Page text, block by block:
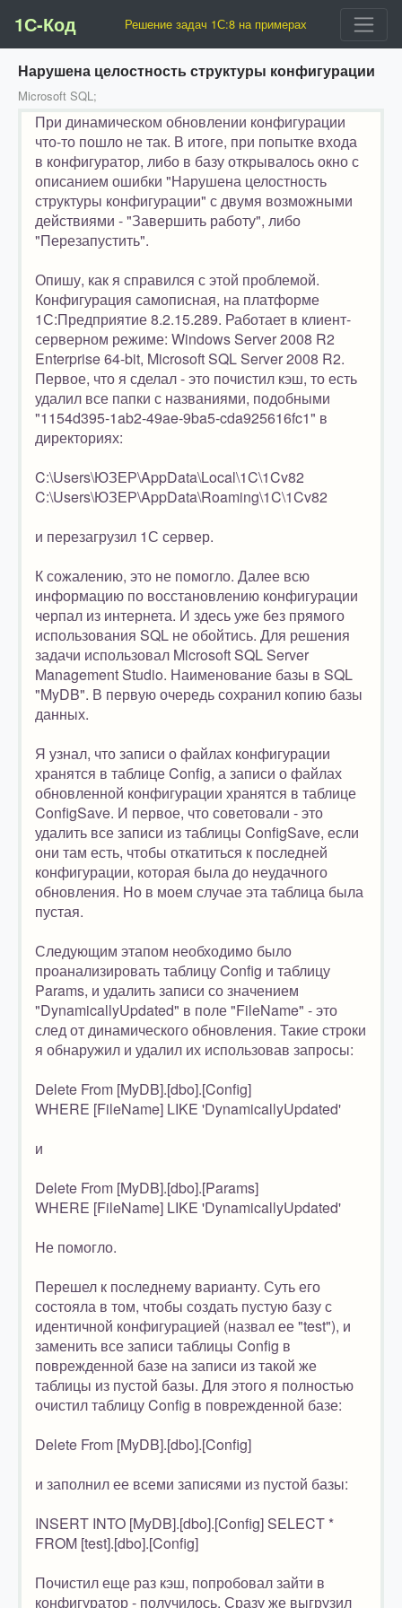
1С-Код Решение задач 1С:8 на примерах
Нарушена целостность структуры конфигурации
Microsoft SQL;
При динамическом обновлении конфигурации
что-то пошло не так. В итоге, при попытке входа
в конфигуратор, либо в базу открывалось окно с
описанием ошибки "Нарушена целостность
структуры конфигурации" с двумя возможными
действиями - "Завершить работу", либо
"Перезапустить".
Опишу, как я справился с этой проблемой.
Конфигурация самописная, на платформе
1С:Предприятие 8.2.15.289. Работает в клиент-
серверном режиме: Windows Server 2008 R2
Enterprise 64-bit, Microsoft SQL Server 2008 R2.
Первое, что я сделал - это почистил кэш, то есть
удалил все папки с названиями, подобными
"1154d395-1ab2-49ae-9ba5-cda925616fc1" в
директориях:
C:\Users\ЮЗЕР\AppData\Local\1C\1Cv82
C:\Users\ЮЗЕР\AppData\Roaming\1C\1Cv82
и перезагрузил 1С сервер.
К сожалению, это не помогло. Далее всю
информацию по восстановлению конфигурации
черпал из интернета. И здесь уже без прямого
использования SQL не обойтись. Для решения
задачи использовал Microsoft SQL Server
Management Studio. Наименование базы в SQL
"MyDB". В первую очередь сохранил копию базы
данных.
Я узнал, что записи о файлах конфигурации
хранятся в таблице Config, а записи о файлах
обновленной конфигурации хранятся в таблице
ConfigSave. И первое, что советовали - это
удалить все записи из таблицы ConfigSave, если
они там есть, чтобы откатиться к последней
конфигурации, которая была до неудачного
обновления. Но в моем случае эта таблица была
пустая.
Следующим этапом необходимо было
проанализировать таблицу Config и таблицу
Params, и удалить записи со значением
"DynamicallyUpdated" в поле "FileName" - это
след от динамического обновления. Такие строки
я обнаружил и удалил их использовав запросы:
Delete From [MyDB].[dbo].[Config]
WHERE [FileName] LIKE 'DynamicallyUpdated'
и
Delete From [MyDB].[dbo].[Params]
WHERE [FileName] LIKE 'DynamicallyUpdated'
Не помогло.
Перешел к последнему варианту. Суть его
состояла в том, чтобы создать пустую базу с
идентичной конфигурацией (назвал ее "test"), и
заменить все записи таблицы Config в
поврежденной базе на записи из такой же
таблицы из пустой базы. Для этого я полностью
очистил таблицу Config в поврежденной базе:
Delete From [MyDB].[dbo].[Config]
и заполнил ее всеми записями из пустой базы:
INSERT INTO [MyDB].[dbo].[Config] SELECT *
FROM [test].[dbo].[Config]
Почистил еще раз кэш, попробовал зайти в
конфигуратор - получилось. Сразу же выгрузил